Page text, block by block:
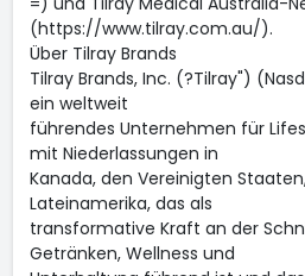
(https://www.tilray.com.au/).
Über Tilray Brands
Tilray Brands, Inc. (?Tilray")
ein weltweit
führendes Unternehmen für
mit Niederlassungen in
Kanada, den Vereinigten
Lateinamerika, das als
transformative Kraft an der
Getränken, Wellness und